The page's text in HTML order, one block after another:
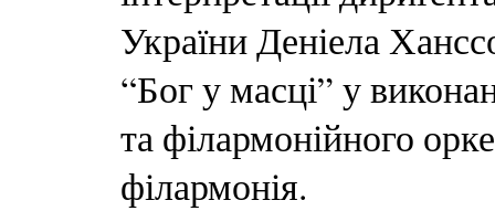
України Деніела
“Бог у масці” у
та філармонійного
філармонія.